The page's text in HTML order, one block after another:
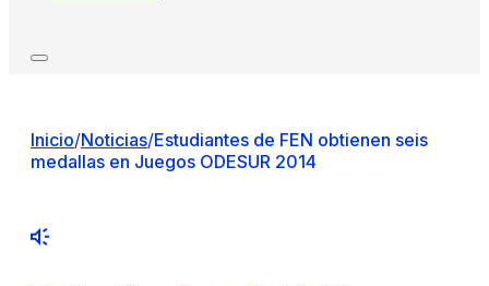
Inicio/Noticias/Estudiantes de FEN obtienen seis
medallas en Juegos ODESUR 2014